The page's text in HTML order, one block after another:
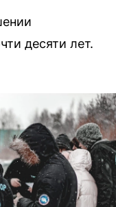
десяти лет.